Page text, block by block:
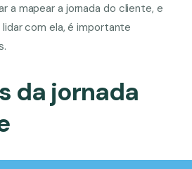
a mapear a jornada do cliente, e
com ela, é importante
da jornada